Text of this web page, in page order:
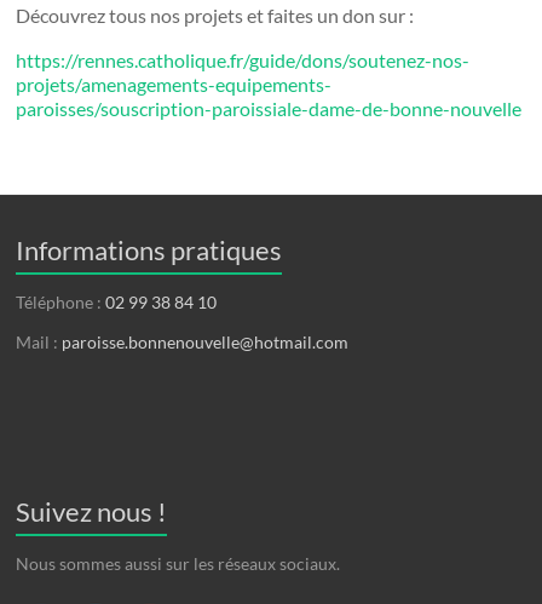
Découvrez tous nos projets et faites un don sur :
https://rennes.catholique.fr/guide/dons/soutenez-nos-
projets/amenagements-equipements-
paroisses/souscription-paroissiale-dame-de-bonne-nouvelle
Informations pratiques
Téléphone :02 99 38 84 10
Mail : paroisse.bonnenouvelle@hotmail.com
Suivez nous !
Nous sommes aussi sur les réseaux sociaux.